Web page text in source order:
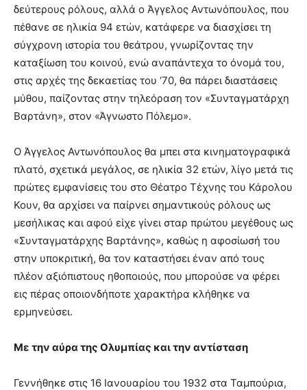
δεύτερους ρόλους, αλλά ο Άγγελος Αντωνόπουλος, που
πέθανε σε ηλικία 94 ετών, κατάφερε να διασχίσει τη
σύγχρονη ιστορία του θεάτρου, γνωρίζοντας την
καταξίωση του κοινού, ενώ αναπάντεχα το όνομά του,
στις αρχές της δεκαετίας του ‘70, θα πάρει διαστάσεις
μύθου, παίζοντας στην τηλεόραση τον «Συνταγματάρχη
Βαρτάνη», στον «Άγνωστο Πόλεμο».
Ο Άγγελος Αντωνόπουλος θα μπει στα κινηματογραφικά
πλατό, σχετικά μεγάλος, σε ηλικία 32 ετών, λίγο μετά τις
πρώτες εμφανίσεις του στο Θέατρο Τέχνης του Κάρολου
Κουν, θα αρχίσει να παίρνει σημαντικούς ρόλους ως
μεσήλικας και αφού είχε γίνει σταρ πρώτου μεγέθους ως
«Συνταγματάρχης Βαρτάνης», καθώς η αφοσίωσή του
στην υποκριτική, θα τον καταστήσει έναν από τους
πλέον αξιόπιστους ηθοποιούς, που μπορούσε να φέρει
εις πέρας οποιονδήποτε χαρακτήρα κλήθηκε να
ερμηνεύσει.
Με την αύρα της Ολυμπίας και την αντίσταση
Γεννήθηκε στις 16 Ιανουαρίου του 1932 στα Ταμπούρια,